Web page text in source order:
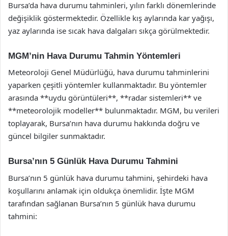
Bursa’da hava durumu tahminleri, yılın farklı dönemlerinde
değişiklik göstermektedir. Özellikle kış aylarında kar yağışı,
yaz aylarında ise sıcak hava dalgaları sıkça görülmektedir.
MGM’nin Hava Durumu Tahmin Yöntemleri
Meteoroloji Genel Müdürlüğü, hava durumu tahminlerini
yaparken çeşitli yöntemler kullanmaktadır. Bu yöntemler
arasında **uydu görüntüleri**, **radar sistemleri** ve
**meteorolojik modeller** bulunmaktadır. MGM, bu verileri
toplayarak, Bursa’nın hava durumu hakkında doğru ve
güncel bilgiler sunmaktadır.
Bursa’nın 5 Günlük Hava Durumu Tahmini
Bursa’nın 5 günlük hava durumu tahmini, şehirdeki hava
koşullarını anlamak için oldukça önemlidir. İşte MGM
tarafından sağlanan Bursa’nın 5 günlük hava durumu
tahmini: